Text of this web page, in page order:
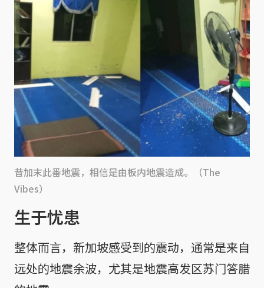
昔加末此番地震，相信是由板内地震造成。（The
Vibes）
生于忧患
整体而言，新加坡感受到的震动，通常是来自
远处的地震余波，尤其是地震高发区苏门答腊